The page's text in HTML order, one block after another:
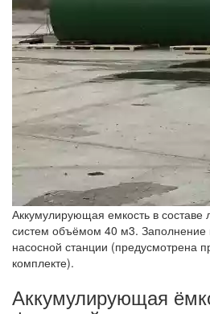
Аккумулирующая емкость в составе
систем объёмом 40 м3.
насосной станции (предусмотрена
комплекте).
Аккумулирующая